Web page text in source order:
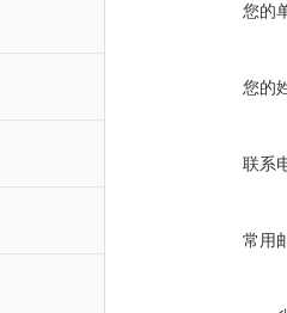
您的
您的
联系
常用